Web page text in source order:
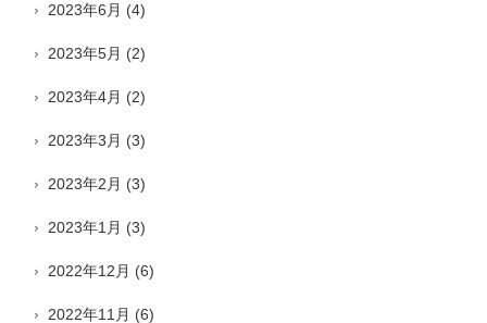
2023年6月 (4)
2023年5月 (2)
2023年4月 (2)
2023年3月 (3)
2023年2月 (3)
2023年1月 (3)
2022年12月 (6)
2022年11月 (6)